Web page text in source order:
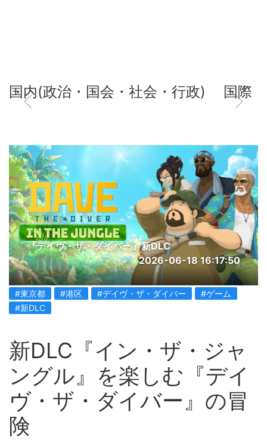
国内(政治・国会・社会・行政) 国際
『デイヴ・ザ・ダイバー』新DLC
2026-06-18 16:17:50
#東京都 #港区 #デイヴ・ザ・ダイバー
#ゲーム
#新DLC
新DLC『イン・ザ・ジャ
ングル』を楽しむ『デイ
ヴ・ザ・ダイバー』の冒
険